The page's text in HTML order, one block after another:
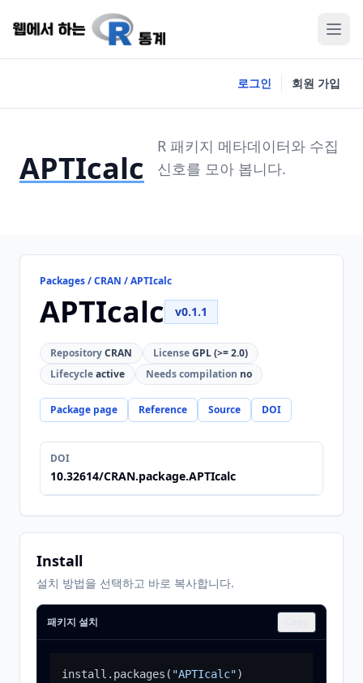
로그인 회원 가입
APTIcalc
R 패키지 메타데이터와 수집
신호를 모아 봅니다.
Packages / CRAN / APTIcalc
APTIcalc v0.1.1
RepositoryCRAN LicenseGPL (>= 2.0)
Lifecycleactive Needs compilation no
Package page Reference Source DOI
DOI
10.32614/CRAN.package.APTIcalc
Install
설치 방법을 선택하고 바로 복사합니다.
패키지 설치
install.packages ( "APTIcalc")